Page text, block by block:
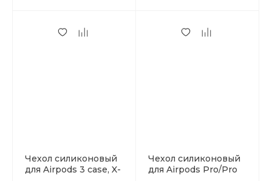
Чехол силиконовый
для Airpods 3 case, X-
Чехол силиконовый
для Airpods Pro/Pro